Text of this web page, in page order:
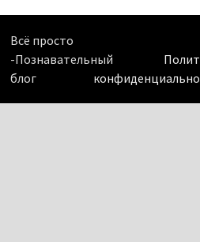
Всё просто
-Познавательный
блог